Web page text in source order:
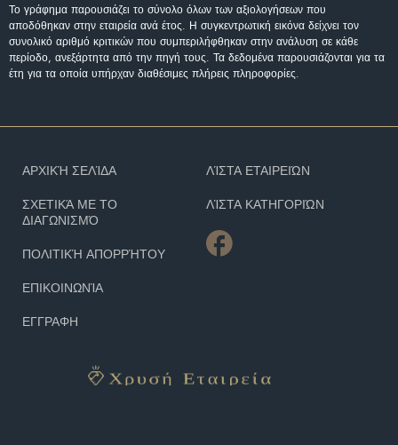
Το γράφημα παρουσιάζει το σύνολο όλων των αξιολογήσεων που
αποδόθηκαν στην εταιρεία ανά έτος. Η συγκεντρωτική εικόνα δείχνει τον
συνολικό αριθμό κριτικών που συμπεριλήφθηκαν στην ανάλυση σε κάθε
περίοδο, ανεξάρτητα από την πηγή τους. Τα δεδομένα παρουσιάζονται για τα
έτη για τα οποία υπήρχαν διαθέσιμες πλήρεις πληροφορίες.
ΑΡΧΙΚΉ ΣΕΛΊΔΑ
ΣΧΕΤΙΚΆ ΜΕ ΤΟ
ΔΙΑΓΩΝΙΣΜΌ
ΠΟΛΙΤΙΚΉ ΑΠΟΡΡΉΤΟΥ
ΕΠΙΚΟΙΝΩΝΊΑ
ΕΓΓΡΑΦΗ
ΛΊΣΤΑ ΕΤΑΙΡΕΙΏΝ
ΛΊΣΤΑ ΚΑΤΗΓΟΡΙΏΝ